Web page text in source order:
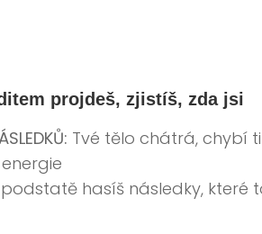
projdeš, zjistíš, zda jsi
Tvé tělo chátrá, chybí ti
hasíš následky, které